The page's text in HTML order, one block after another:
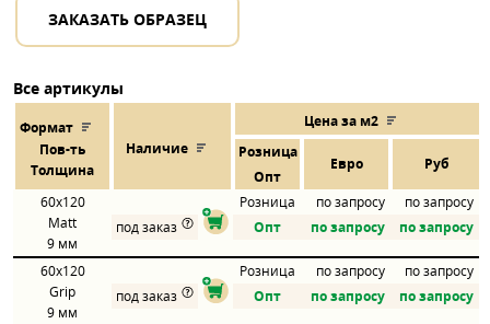
ЗАКАЗАТЬ ОБРАЗЕЦ
Все артикулы
Формат
Пов-ть
Толщина
Наличие
Цена за м2
Розница
Евро Руб
Опт
60x120
Matt
9 мм
Розница по запросу
по запросу
под заказ
Опт по запросу по запросу
60x120
Grip
9 мм
Розница по запросу
по запросу
под заказ
Опт по запросу по запросу